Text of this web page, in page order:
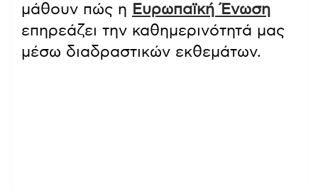
μάθουν πώς η Ευρωπαϊκή Ένωση
επηρεάζει την καθημερινότητά μας
μέσω διαδραστικών εκθεμάτων.